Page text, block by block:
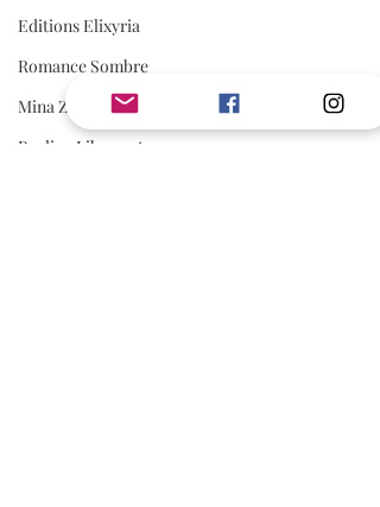
Editions Elixyria
Romance Sombre
Mina Zadig
Pauline Libersart